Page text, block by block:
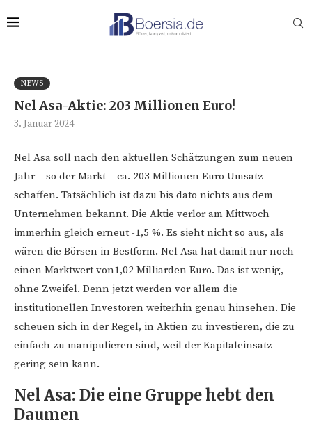
NEWS
Nel Asa-Aktie: 203 Millionen Euro!
3. Januar 2024
Nel Asa soll nach den aktuellen Schätzungen zum neuen
Jahr – so der Markt – ca. 203 Millionen Euro Umsatz
schaffen. Tatsächlich ist dazu bis dato nichts aus dem
Unternehmen bekannt. Die Aktie verlor am Mittwoch
immerhin gleich erneut -1,5 %. Es sieht nicht so aus, als
wären die Börsen in Bestform. Nel Asa hat damit nur noch
einen Marktwert von1,02 Milliarden Euro. Das ist wenig,
ohne Zweifel. Denn jetzt werden vor allem die
institutionellen Investoren weiterhin genau hinsehen. Die
scheuen sich in der Regel, in Aktien zu investieren, die zu
einfach zu manipulieren sind, weil der Kapitaleinsatz
gering sein kann.
Nel Asa: Die eine Gruppe hebt den
Daumen